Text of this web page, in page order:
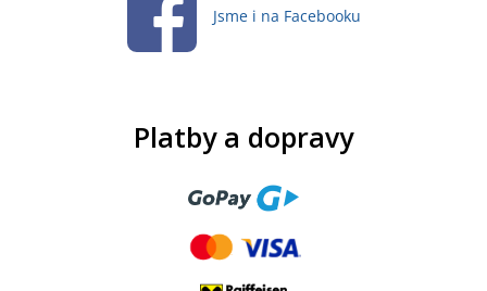
Jsme i na Facebooku
Platby a dopravy